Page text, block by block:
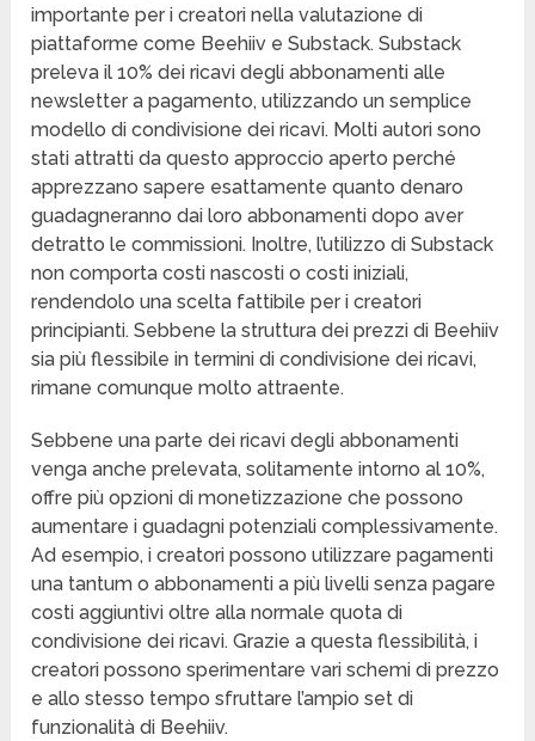
importante per i creatori nella valutazione di
piattaforme come Beehiiv e Substack. Substack
preleva il 10% dei ricavi degli abbonamenti alle
newsletter a pagamento, utilizzando un semplice
modello di condivisione dei ricavi. Molti autori sono
stati attratti da questo approccio aperto perché
apprezzano sapere esattamente quanto denaro
guadagneranno dai loro abbonamenti dopo aver
detratto le commissioni. Inoltre, l’utilizzo di Substack
non comporta costi nascosti o costi iniziali,
rendendolo una scelta fattibile per i creatori
principianti. Sebbene la struttura dei prezzi di Beehiiv
sia più flessibile in termini di condivisione dei ricavi,
rimane comunque molto attraente.
Sebbene una parte dei ricavi degli abbonamenti
venga anche prelevata, solitamente intorno al 10%,
offre più opzioni di monetizzazione che possono
aumentare i guadagni potenziali complessivamente.
Ad esempio, i creatori possono utilizzare pagamenti
una tantum o abbonamenti a più livelli senza pagare
costi aggiuntivi oltre alla normale quota di
condivisione dei ricavi. Grazie a questa flessibilità, i
creatori possono sperimentare vari schemi di prezzo
e allo stesso tempo sfruttare l’ampio set di
funzionalità di Beehiiv.